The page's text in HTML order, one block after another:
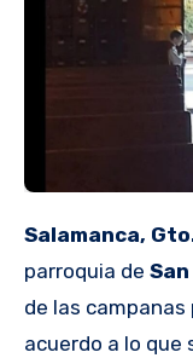
Salamanca,
parroquia de
de las
acuerdo a lo que